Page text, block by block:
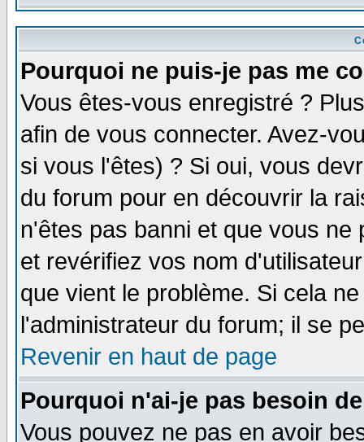
Pourquoi ne puis-je pas me
Vous êtes-vous enregistré ?
afin de vous connecter. Avez-
si vous l'êtes) ? Si oui, vous
du forum pour en découvrir la
n'êtes pas banni et que vous
et revérifiez vos nom
que vient le problème. Si cela
l'administrateur du forum; il se
Revenir en haut de page
Pourquoi n'ai-je pas besoin
Vous pouvez ne pas en avoir